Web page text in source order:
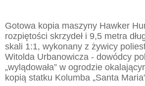
Gotowa kopia maszyny Hawker
rozpiętości skrzydeł i 9,5 metra
skali 1:1, wykonany z żywicy
Witolda Urbanowicza - dowódcy
„wylądowała” w ogrodzie
kopią statku Kolumba „Santa